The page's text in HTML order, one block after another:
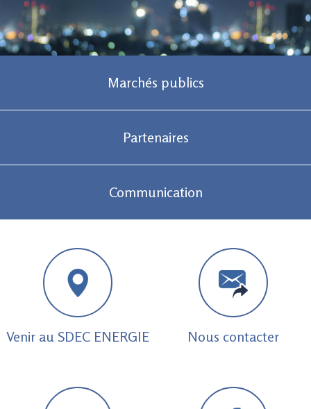
Marchés publics
Partenaires
Communication
Venir au SDEC ENERGIE Nous contacter